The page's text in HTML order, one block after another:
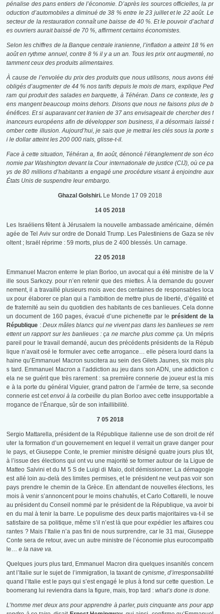
pénalise des pans entiers de l’économie. D’après les sources officielles, la pr
oduction d’automobiles a diminué de 38 % entre le 23 juillet et le 22 août. Le
secteur de la restauration connaît une baisse de 40 %. Et le pouvoir d’achat d
es ouvriers aurait baissé de 70 %, affirment certains économistes.
Selon les chiffres de la Banque centrale iranienne, l’inflation a atteint 18 % en
août en rythme annuel, contre 8 % il y a un an. Tous les prix ont augmenté, no
tamment ceux des produits alimentaires.
À cause de l’envolée du prix des produits que nous utilisons, nous avons été
obligés d’augmenter de 44 % nos tarifs depuis le mois de mars, explique Ped
ram qui produit des salades en barquette, à Téhéran. Dans ce contexte, les g
ens mangent beaucoup moins dehors. Disons que nous ne faisons plus de b
énéfices. Et si auparavant cet Iranien de 37 ans envisageait de chercher des f
inanceurs européens afin de développer son business, il a désormais laissé t
omber cette illusion. Aujourd’hui, je sais que je mettrai les clés sous la porte s
i le dollar atteint les 200 000 rials, glisse-t-il.
Face à cette situation, Téhéran a, fin août, dénoncé l’étranglement de son éco
nomie par Washington devant la Cour internationale de justice (CIJ), où ce pa
ys de 80 millions d’habitants a engagé une procédure visant à enjoindre aux
États Unis de suspendre leur embargo.
Ghazal Golshiri. Le Monde 17 09 2018
14 05 2018
Les Israéliens fêtent à Jérusalem la nouvelle ambassade américaine, démén
agée de Tel Aviv sur ordre de Donald Trump. Les Palestiniens de Gaza se rév
oltent ; Israël réprime : 59 morts, plus de 2 400 blessés. Un carnage.
22 05 2018
Emmanuel Macron enterre le plan Borloo, un avocat qui a été ministre de la V
ille sous Sarkozy. pour n’en retenir que des miettes. À la demande du gouver
nement, il a travaillé plusieurs mois avec des centaines de responsables loca
ux pour élaborer ce plan qui a l’ambition de mettre plus de liberté, d’égalité et
de fraternité au sein du quotidien des habitants de ces banlieues. Cela donne
un document de 160 pages, évacué d’une pichenette par le président de la
République : Deux mâles blancs qui ne vivent pas dans les banlieues se rem
ettent un rapport sur les banlieues : ça ne marche plus comme ça. Un mépris
pareil pour le travail demandé, aucun des précédents présidents de la Répub
lique n’avait osé le formuler avec cette arrogance… elle pèsera lourd dans la
haine qu’Emmanuel Macron suscitera au sein des Gilets Jaunes, six mois plu
s tard. Emmanuel Macron a l’addiction au jeu dans son ADN, une addiction c
ela ne se guérit que très rarement : sa première connerie de joueur est la mis
e à la porte du général Viguier, grand patron de l’armée de terre, sa seconde
connerie est cetenvoi à la corbeille du plan Borloo avec cette insupportable a
rrogance de l’Énarque, sûr de son infaillibilité.
7 05 2018
Sergio Mattarella, président de la République italienne use de son droit de réf
uter la formation d’un gouvernement en lequel il verrait un grave danger pour
le pays, et Giuseppe Conte, le premier ministre désigné quatre jours plus tôt,
à l’issue des élections qui ont vu une majorité se former autour de la Ligue de
Matteo Salvini et du M 5 S de Luigi di Maio, doit démissionner. La démagogie
est allé loin au-delà des limites permises, et le président ne veut pas voir son
pays prendre le chemin de la Grèce. En attendant de nouvelles élections, les
mois à venir s’annoncent pour le moins chahutés, et Carlo Cottarelli, le nouve
au président du Conseil nommé par le président de la République, va avoir bi
en du mal à tenir la barre. Le populisme des deux partis majoritaires va-t-il se
satisfaire de sa politique, même s’il n’est là que pour expédier les affaires cou
rantes ? Mais l’Italie n’a pas fini de nous surprendre, car le 31 mai, Giuseppe
Conte sera de retour, avec un autre ministre de l’économie plus eurocompatib
le…e la nave va.
Quelques jours plus tard, Emmanuel Macron dira quelques insanités concern
ant l’Italie sur le sujet de l’immigration, la taxant de cynisme, d’irresponsabilité
quand l’Italie est le pays qui s’est engagé le plus à fond sur cette question. Le
boomerang lui reviendra dans la figure, mais, trop tard :what’s done is done.
L’homme met deux ans pour apprendre à parler, puis cinquante ans pour app